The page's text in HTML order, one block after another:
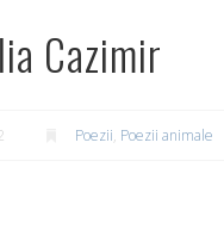
Cazimir
Poezii, Poezii animale